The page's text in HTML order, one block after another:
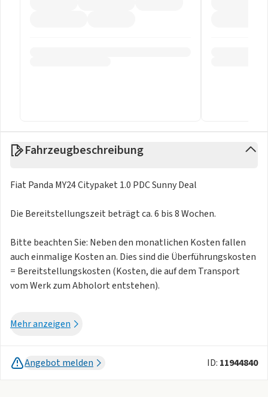
Fahrzeugbeschreibung
Fiat Panda MY24 Citypaket 1.0 PDC Sunny Deal
Die Bereitstellungszeit beträgt ca. 6 bis 8 Wochen.
Bitte beachten Sie: Neben den monatlichen Kosten fallen
auch einmalige Kosten an. Dies sind die Überführungskosten
= Bereitstellungskosten (Kosten, die auf dem Transport
vom Werk zum Abholort entstehen).
- Cinema Schwarz
59 EUR KWS
Mehr anzeigen
Angebot melden ID: 11944840